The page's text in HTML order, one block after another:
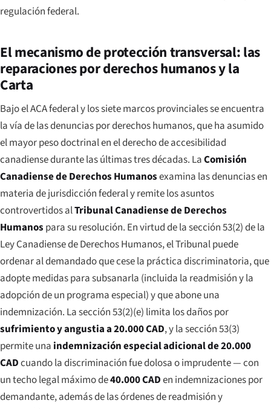
regulación federal.
El mecanismo de protección transversal: las
reparaciones por derechos humanos y la
Carta
Bajo el ACA federal y los siete marcos provinciales se encuentra
la vía de las denuncias por derechos humanos, que ha asumido
el mayor peso doctrinal en el derecho de accesibilidad
canadiense durante las últimas tres décadas. LaComisión
Canadiense de Derechos Humanosexamina las denuncias en
materia de jurisdicción federal y remite los asuntos
controvertidos alTribunal Canadiense de Derechos
Humanos para su resolución. En virtud de la sección 53(2) de la
Ley Canadiense de Derechos Humanos, el Tribunal puede
ordenar al demandado que cese la práctica discriminatoria, que
adopte medidas para subsanarla (incluida la readmisión y la
adopción de un programa especial) y que abone una
indemnización. La sección 53(2)(e) limita los daños por
sufrimiento y angustia a 20.000 CAD, y la sección 53(3)
permite una indemnización especial adicional de 20.000
CADcuando la discriminación fue dolosa o imprudente — con
un techo legal máximo de40.000 CADen indemnizaciones por
demandante, además de las órdenes de readmisión y